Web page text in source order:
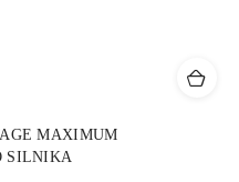
MAXIMUM
SILNIKA